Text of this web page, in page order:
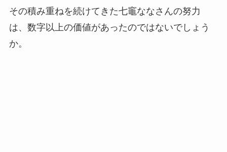
その積み重ねを続けてきた七竈ななさんの努力
は、数字以上の価値があったのではないでしょう
か。